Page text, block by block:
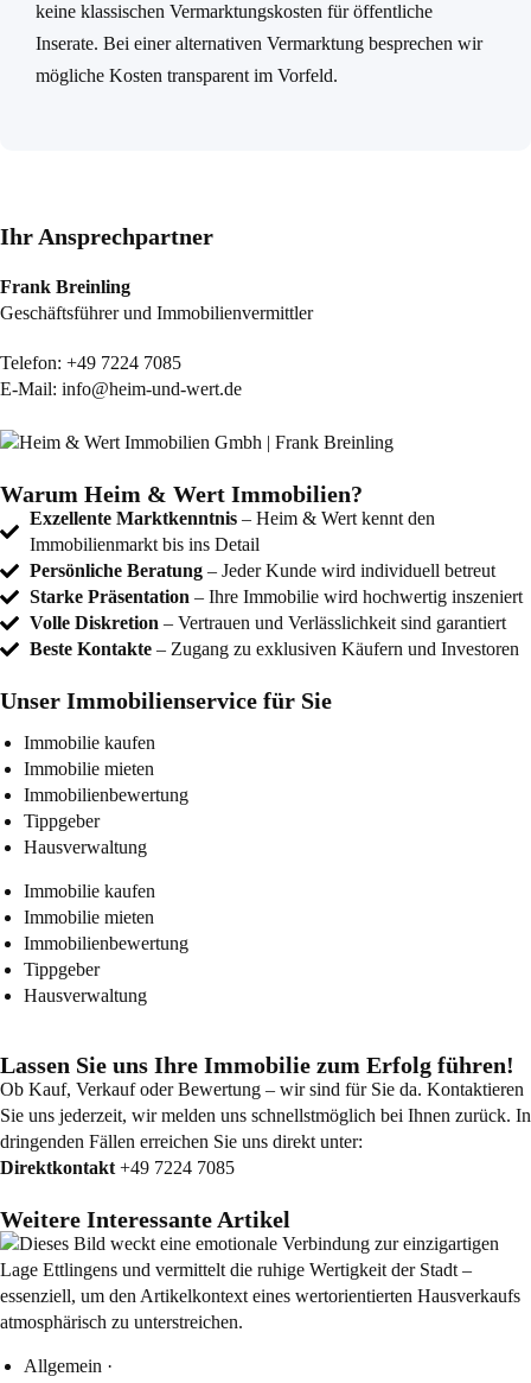
keine klassischen Vermarktungskosten für öffentliche
Inserate. Bei einer alternativen Vermarktung besprechen wir
mögliche Kosten transparent im Vorfeld.
Ihr Ansprechpartner
Frank Breinling
Geschäftsführer und Immobilienvermittler
Telefon: +49 7224 7085
E-Mail: info@heim-und-wert.de
Warum Heim & Wert Immobilien?
Exzellente Marktkenntnis – Heim & Wert kennt den
Immobilienmarkt bis ins Detail
Persönliche Beratung – Jeder Kunde wird individuell betreut
Starke Präsentation – Ihre Immobilie wird hochwertig inszeniert
Volle Diskretion – Vertrauen und Verlässlichkeit sind garantiert
Beste Kontakte – Zugang zu exklusiven Käufern und Investoren
Unser Immobilienservice für Sie
Immobilie kaufen
Immobilie mieten
Immobilienbewertung
Tippgeber
Hausverwaltung
Immobilie kaufen
Immobilie mieten
Immobilienbewertung
Tippgeber
Hausverwaltung
Lassen Sie uns Ihre Immobilie zum Erfolg führen!
Ob Kauf, Verkauf oder Bewertung – wir sind für Sie da. Kontaktieren
Sie uns jederzeit, wir melden uns schnellstmöglich bei Ihnen zurück. In
dringenden Fällen erreichen Sie uns direkt unter:
Direktkontakt +49 7224 7085
Weitere Interessante Artikel
Allgemein ·